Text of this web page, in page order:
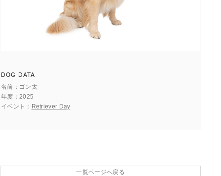
DOG DATA
名前
ゴン太
年度
2025
イベント
Retriever Day
一覧ページへ戻る